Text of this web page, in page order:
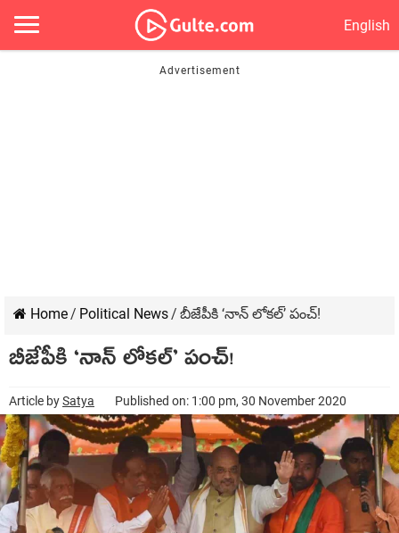
English
Home/ Political News/ బీజేపీకి ‘నాన్ లోకల్’ పంచ్!
బీజేపీకి ‘నాన్ లోకల్’ పంచ్!
Article bySatya Published on: 1:00 pm, 30 November 2020